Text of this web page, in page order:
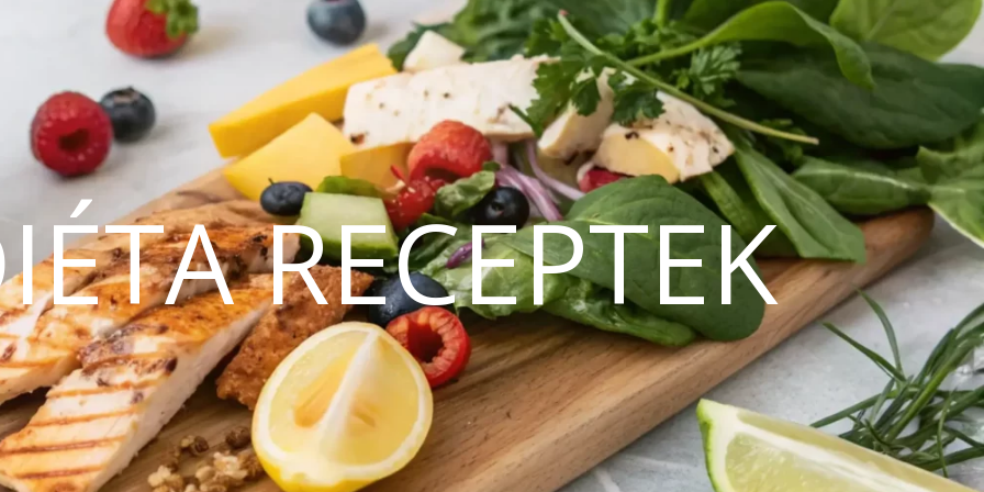
RECEPTEK